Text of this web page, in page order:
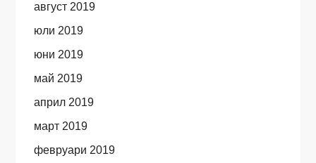
август 2019
юли 2019
юни 2019
май 2019
април 2019
март 2019
февруари 2019